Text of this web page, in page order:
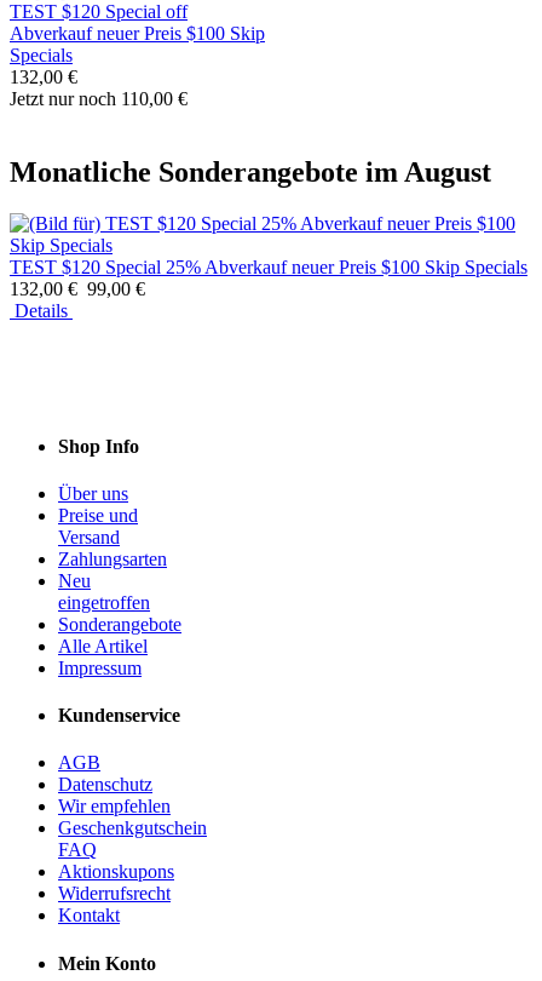
TEST $120 Special off
Abverkauf neuer Preis $100 Skip
Specials
132,00 €
Jetzt nur noch 110,00 €
Monatliche Sonderangebote im August
TEST $120 Special 25% Abverkauf neuer Preis $100 Skip Specials
132,00 € 99,00 €
Details
Shop Info
Über uns
Preise und
Versand
Zahlungsarten
Neu
eingetroffen
Sonderangebote
Alle Artikel
Impressum
Kundenservice
AGB
Datenschutz
Wir empfehlen
Geschenkgutschein
FAQ
Aktionskupons
Widerrufsrecht
Kontakt
Mein Konto